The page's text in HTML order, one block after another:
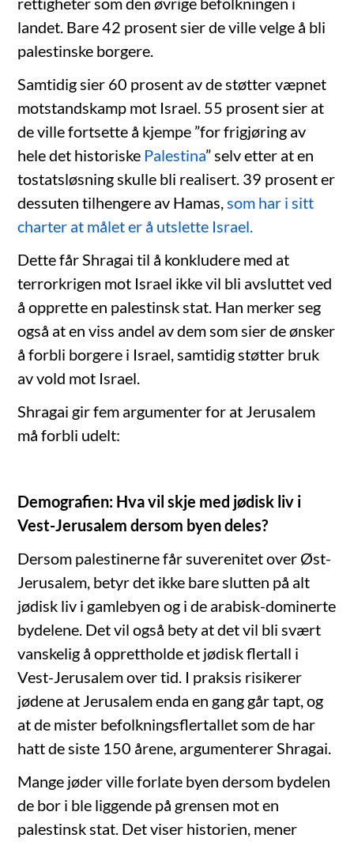
landet. Bare 42 prosent sier de ville velge å bli
palestinske borgere.
Samtidig sier 60 prosent av de støtter væpnet
motstandskamp mot Israel. 55 prosent sier at
de ville fortsette å kjempe ”for frigjøring av
hele det historiske Palestina” selv etter at en
tostatsløsning skulle bli realisert. 39 prosent er
dessuten tilhengere av Hamas, som har i sitt
charter at målet er å utslette Israel.
Dette får Shragai til å konkludere med at
terrorkrigen mot Israel ikke vil bli avsluttet ved
å opprette en palestinsk stat. Han merker seg
også at en viss andel av dem som sier de ønsker
å forbli borgere i Israel, samtidig støtter bruk
av vold mot Israel.
Shragai gir fem argumenter for at Jerusalem
må forbli udelt:
Demografien: Hva vil skje med jødisk liv i
Vest-Jerusalem dersom byen deles?
Dersom palestinerne får suverenitet over Øst-
Jerusalem, betyr det ikke bare slutten på alt
jødisk liv i gamlebyen og i de arabisk-dominerte
bydelene. Det vil også bety at det vil bli svært
vanskelig å opprettholde et jødisk flertall i
Vest-Jerusalem over tid. I praksis risikerer
jødene at Jerusalem enda en gang går tapt, og
at de mister befolkningsflertallet som de har
hatt de siste 150 årene, argumenterer Shragai.
Mange jøder ville forlate byen dersom bydelen
de bor i ble liggende på grensen mot en
palestinsk stat. Det viser historien, mener